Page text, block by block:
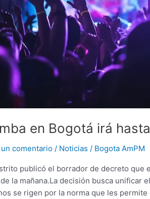
en Bogotá irá
un comentario / Noticias / Bogota AmPM
publicó el borrador de decreto que
la mañana.La decisión busca unificar
se rigen por la norma que les